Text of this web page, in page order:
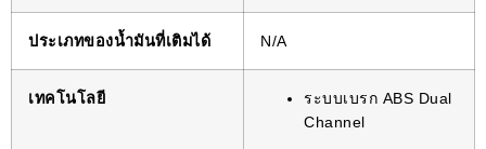
ประเภทของน้ำมันที่เติมได้ N/A
เทคโนโลยี
ระบบเบรก ABS Dual
Channel